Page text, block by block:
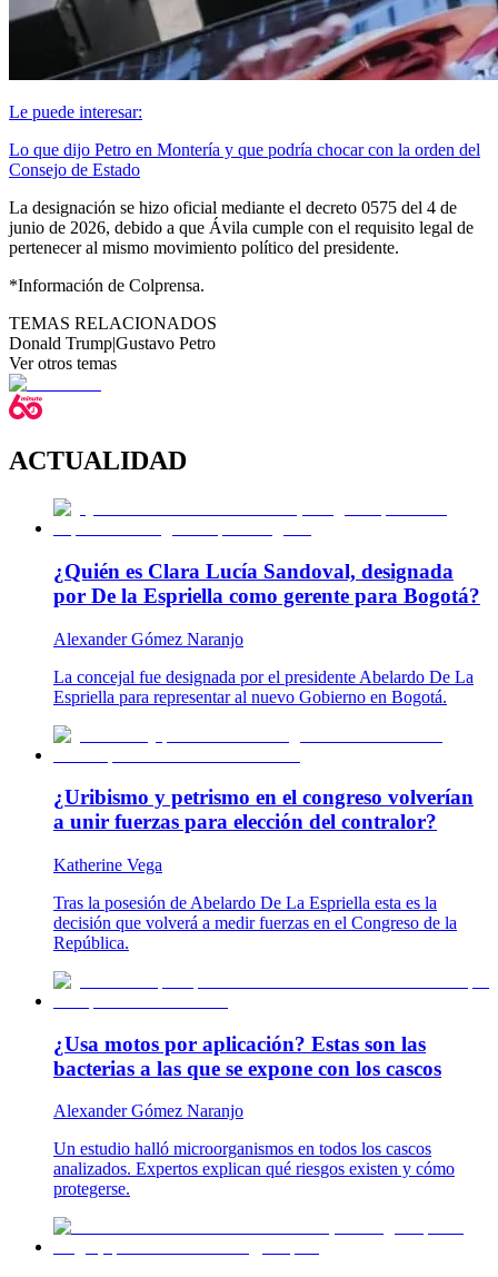
Le puede interesar:
Lo que dijo Petro en Montería y que podría chocar con la orden del
Consejo de Estado
La designación se hizo oficial mediante el decreto 0575 del 4 de
junio de 2026, debido a que Ávila cumple con el requisito legal de
pertenecer al mismo movimiento político del presidente.
*Información de Colprensa.
TEMAS RELACIONADOS
Donald Trump|Gustavo Petro
Ver otros temas
ACTUALIDAD
¿Quién es Clara Lucía Sandoval, designada
por De la Espriella como gerente para Bogotá?
Alexander Gómez Naranjo
La concejal fue designada por el presidente Abelardo De La
Espriella para representar al nuevo Gobierno en Bogotá.
¿Uribismo y petrismo en el congreso volverían
a unir fuerzas para elección del contralor?
Katherine Vega
Tras la posesión de Abelardo De La Espriella esta es la
decisión que volverá a medir fuerzas en el Congreso de la
República.
¿Usa motos por aplicación? Estas son las
bacterias a las que se expone con los cascos
Alexander Gómez Naranjo
Un estudio halló microorganismos en todos los cascos
analizados. Expertos explican qué riesgos existen y cómo
protegerse.